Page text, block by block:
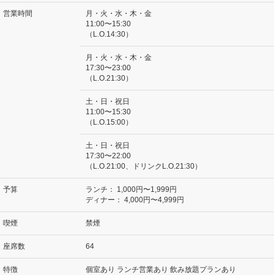
営業時間
月・火・水・木・金
11:00〜15:30
（L.O.14:30）
月・火・水・木・金
17:30〜23:00
（L.O.21:30）
土・日・祝日
11:00〜15:30
（L.O.15:00）
土・日・祝日
17:30〜22:00
（L.O.21:00、ドリンクL.O.21:30）
予算 ランチ：
1,000円〜1,999円
ディナー： 4,000円〜4,999円
喫煙 禁煙
座席数 64
特徴 個室あり ランチ営業あり 飲み放題プランあり